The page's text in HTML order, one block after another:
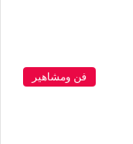
فن ومشاهير